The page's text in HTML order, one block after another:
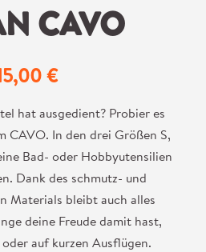
CAVO
Regulärer Preis:
€
hat ausgedient? Probier es
CAVO. In den drei Größen S,
Bad- oder Hobbyutensilien
Dank des schmutz- und
Materials bleibt auch alles
deine Freude damit hast,
auf kurzen Ausflügen.